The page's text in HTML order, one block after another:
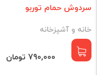
سردوش حمام توربو
خانه و آشپزخانه
790,000 تومان